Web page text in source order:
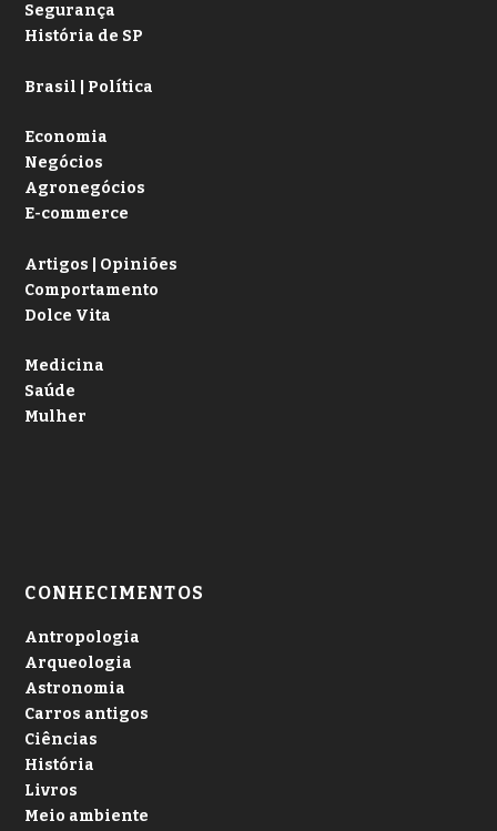
Segurança
História de SP
Brasil | Política
Economia
Negócios
Agronegócios
E-commerce
Artigos | Opiniões
Comportamento
Dolce Vita
Medicina
Saúde
Mulher
CONHECIMENTOS
Antropologia
Arqueologia
Astronomia
Carros antigos
Ciências
História
Livros
Meio ambiente